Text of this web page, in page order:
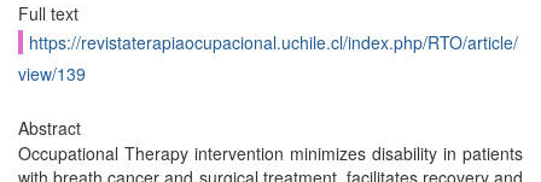
Full text
https://revistaterapiaocupacional.uchile.cl/index.php/RTO/article/
view/139
Abstract
Occupational Therapy intervention minimizes disability in patients
with breath cancer and surgical treatment, facilitates recovery and